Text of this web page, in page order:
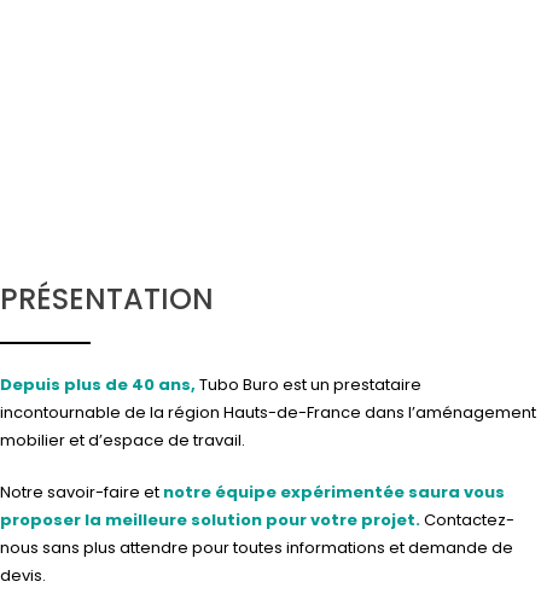
PRÉSENTATION
Depuis plus de 40 ans, Tubo Buro est un prestataire
incontournable de la région Hauts-de-France dans l’aménagement
mobilier et d’espace de travail.
Notre savoir-faire et notre équipe expérimentée saura vous
proposer la meilleure solution pour votre projet.Contactez-
nous sans plus attendre pour toutes informations et demande de
devis.